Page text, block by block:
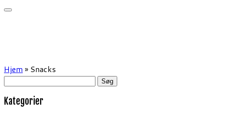
Hjem » Snacks
Søg
Kategorier